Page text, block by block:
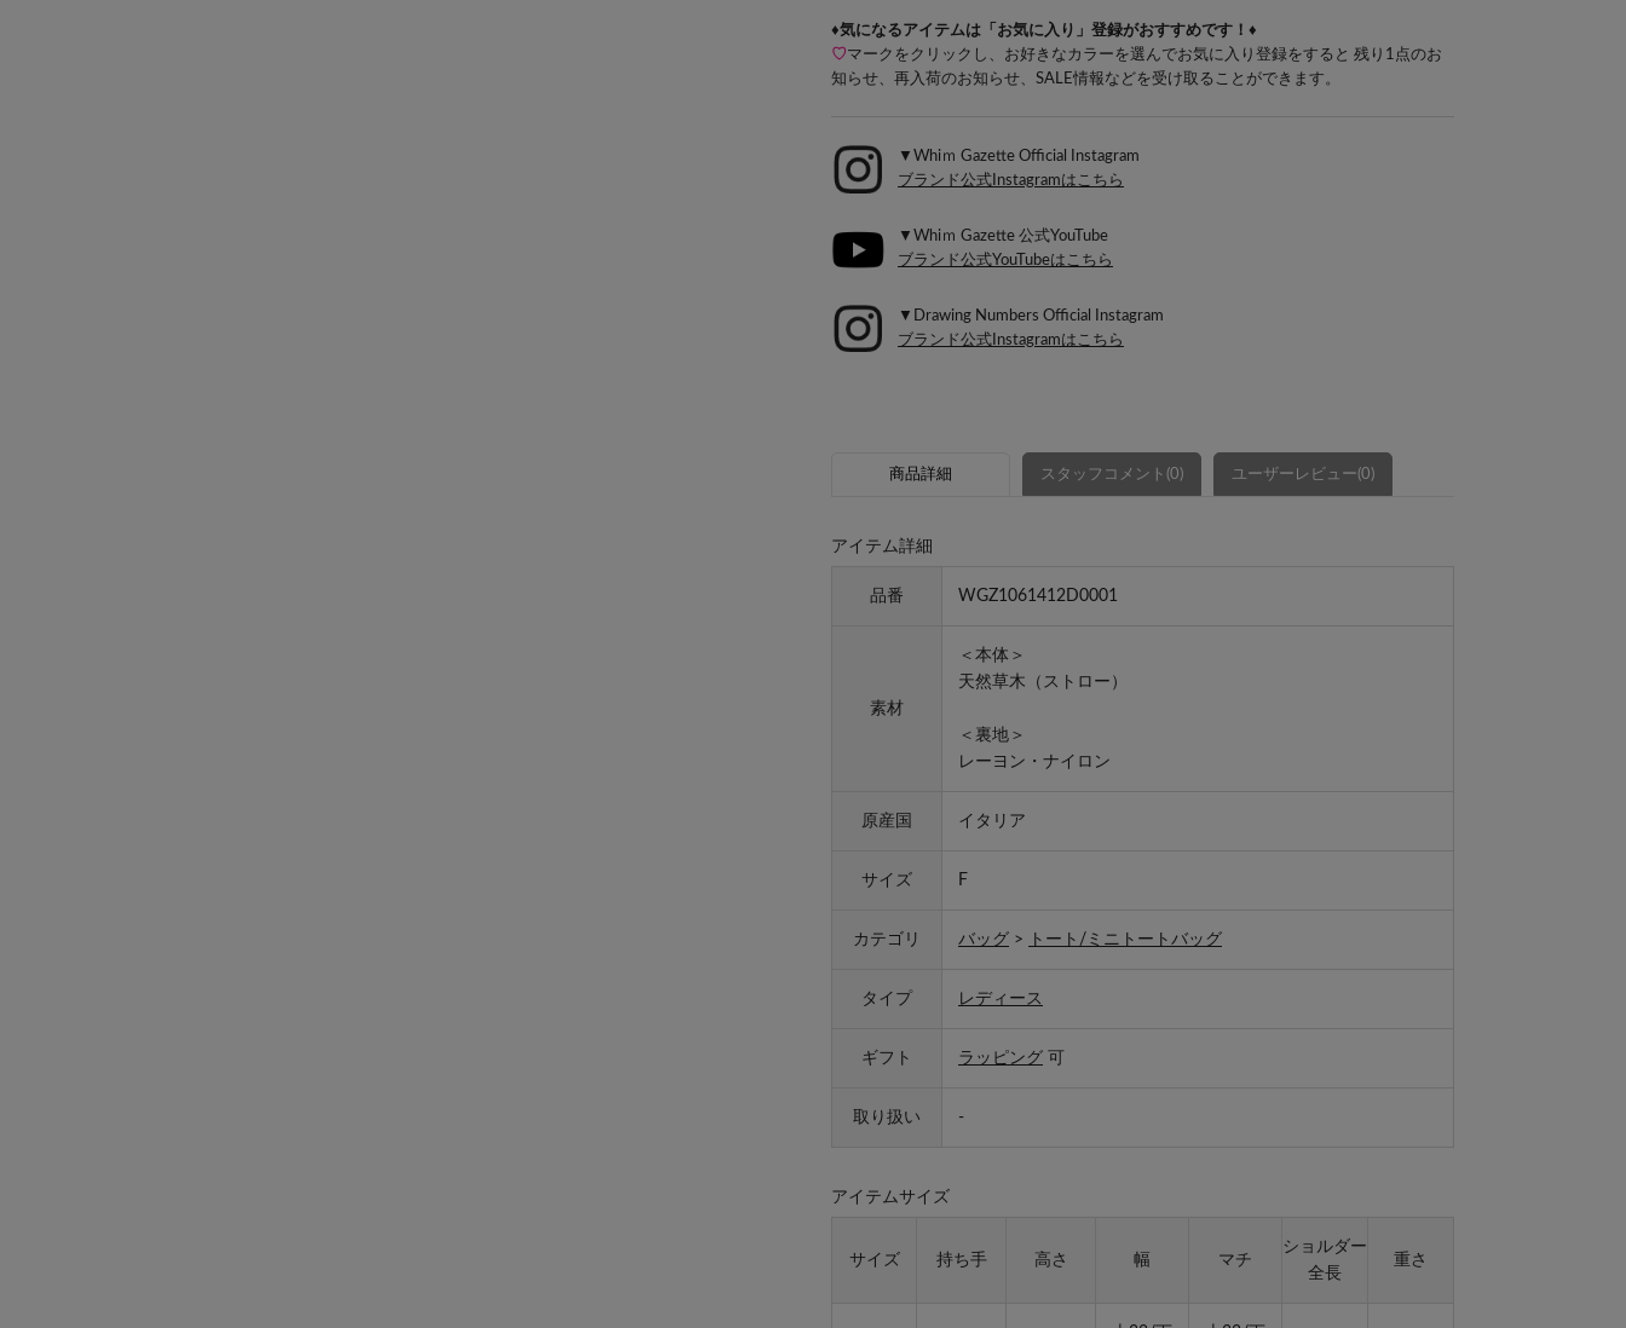
♦気になるアイテムは「お気に入り」登録がおすすめです！♦
♡マークをクリックし、お好きなカラーを選んでお気に入り登録をすると 残り1点のお
知らせ、再入荷のお知らせ、SALE情報などを受け取ることができます。
▼Whiｍ Gazette Official Instagram
ブランド公式Instagramはこちら
▼Whiｍ Gazette 公式YouTube
ブランド公式YouTubeはこちら
▼Drawing Numbers Official Instagram
ブランド公式Instagramはこちら
商品詳細 スタッフコメント(0) ユーザーレビュー(0)
アイテム詳細
品番 WGZ1061412D0001
素材
＜本体＞
天然草木（ストロー）
＜裏地＞
レーヨン・ナイロン
原産国 イタリア
サイズ F
カテゴリ バッグ > トート/ミニトートバッグ
タイプ レディース
ギフト ラッピング 可
取り扱い -
アイテムサイズ
サイズ 持ち手 高さ 幅 マチ
ショルダー
全長
重さ